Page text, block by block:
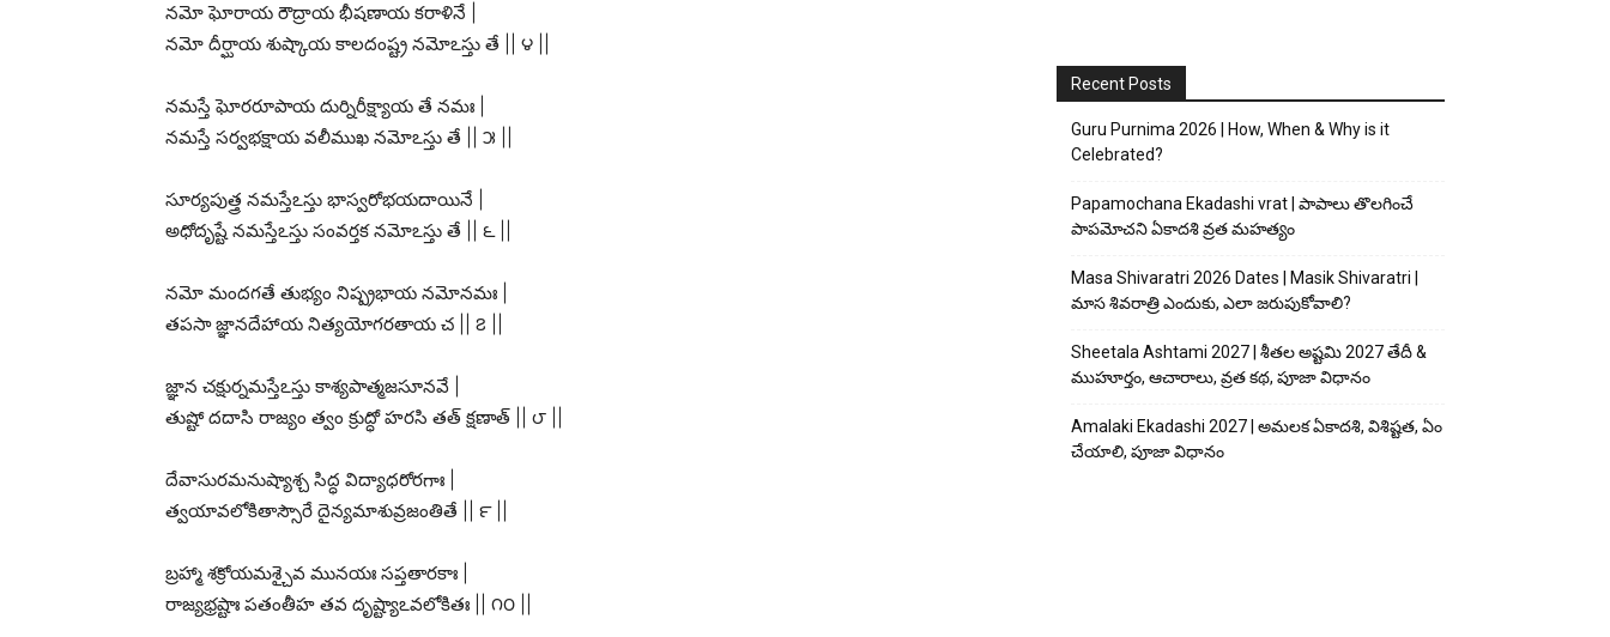
నమో ఘోరాయ రౌద్రాయ భీషణాయ కరాళినే |
నమో దీర్ఘాయ శుష్కాయ కాలదంష్ట్ర నమోఽస్తు తే || ౪ ||
నమస్తే ఘోరరూపాయ దుర్నిరీక్ష్యాయ తే నమః |
నమస్తే సర్వభక్షాయ వలీముఖ నమోఽస్తు తే || ౫ ||
సూర్యపుత్త్ర నమస్తేఽస్తు భాస్వరోభయదాయినే |
అధోదృష్టే నమస్తేఽస్తు సంవర్తక నమోఽస్తు తే || ౬ ||
నమో మందగతే తుభ్యం నిష్ప్రభాయ నమోనమః |
తపసా జ్ఞానదేహాయ నిత్యయోగరతాయ చ || ౭ ||
జ్ఞాన చక్షుర్నమస్తేఽస్తు కాశ్యపాత్మజసూనవే |
తుష్టో దదాసి రాజ్యం త్వం క్రుద్ధో హరసి తత్‍ క్షణాత్ || ౮ ||
దేవాసురమనుష్యాశ్చ సిద్ధ విద్యాధరోరగాః |
త్వయావలోకితాస్సౌరే దైన్యమాశువ్రజంతితే || ౯ ||
బ్రహ్మా శక్రోయమశ్చైవ మునయః సప్తతారకాః |
రాజ్యభ్రష్టాః పతంతీహ తవ దృష్ట్యాఽవలోకితః || ౧౦ ||
Recent Posts
Guru Purnima 2026 | How, When & Why is it
Celebrated?
Papamochana Ekadashi vrat | పాపాలు తొలగించే
పాపమోచని ఏకాదశి వ్రత మహత్యం
Masa Shivaratri 2026 Dates | Masik Shivaratri |
మాస శివరాత్రి ఎందుకు, ఎలా జరుపుకోవాలి?
Sheetala Ashtami 2027 | శీతల అష్టమి 2027 తేదీ &
ముహూర్తం, ఆచారాలు, వ్రత కథ, పూజా విధానం
Amalaki Ekadashi 2027 | అమలక ఏకాదశి, విశిష్టత, ఏం
చేయాలి, పూజా విధానం